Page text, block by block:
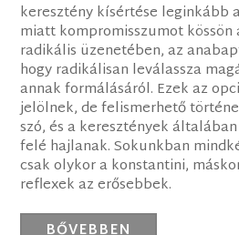
keresztény kísértése leginkább
miatt kompromisszumot kössön
radikális üzenetében, az
hogy radikálisan leválassza
annak formálásáról. Ezek az
jelölnek, de felismerhető
szó, és a keresztények
felé hajlanak. Sokunkban
csak olykor a konstantini,
reflexek az erősebbek.